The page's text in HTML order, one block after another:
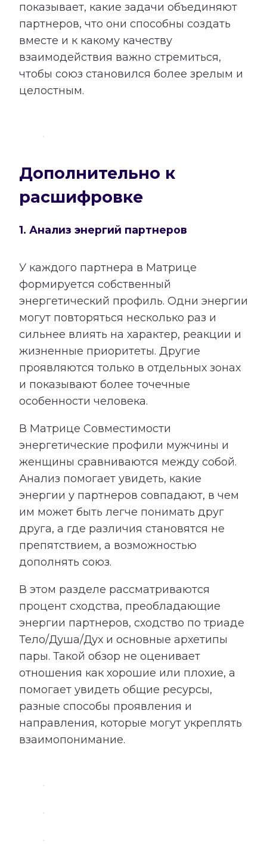
показывает, какие задачи объединяют
партнеров, что они способны создать
вместе и к какому качеству
взаимодействия важно стремиться,
чтобы союз становился более зрелым и
целостным.
Дополнительно к
расшифровке
1. Анализ энергий партнеров
У каждого партнера в Матрице
формируется собственный
энергетический профиль. Одни энергии
могут повторяться несколько раз и
сильнее влиять на характер, реакции и
жизненные приоритеты. Другие
проявляются только в отдельных зонах
и показывают более точечные
особенности человека.
В Матрице Совместимости
энергетические профили мужчины и
женщины сравниваются между собой.
Анализ помогает увидеть, какие
энергии у партнеров совпадают, в чем
им может быть легче понимать друг
друга, а где различия становятся не
препятствием, а возможностью
дополнять союз.
В этом разделе рассматриваются
процент сходства, преобладающие
энергии партнеров, сходство по триаде
Тело/Душа/Дух и основные архетипы
пары. Такой обзор не оценивает
отношения как хорошие или плохие, а
помогает увидеть общие ресурсы,
разные способы проявления и
направления, которые могут укреплять
взаимопонимание.